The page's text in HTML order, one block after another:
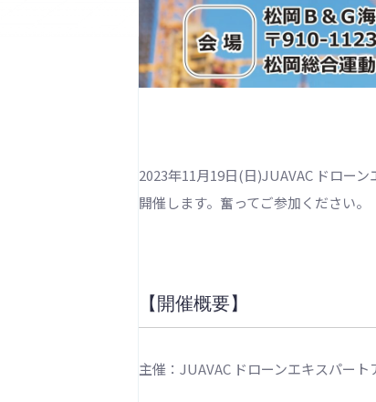
2023年11月19日(日)JUAVAC ドロー
開催します。奮ってご参加ください。
【開催概要】
主催：JUAVAC ドローンエキスパー